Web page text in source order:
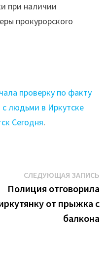
при наличии
прокурорского
проверку по факту
людьми в Иркутске
Сегодня.
СЛЕДУЮЩАЯ ЗАПИСЬ
Полиция отговорила
от прыжка с
балкона